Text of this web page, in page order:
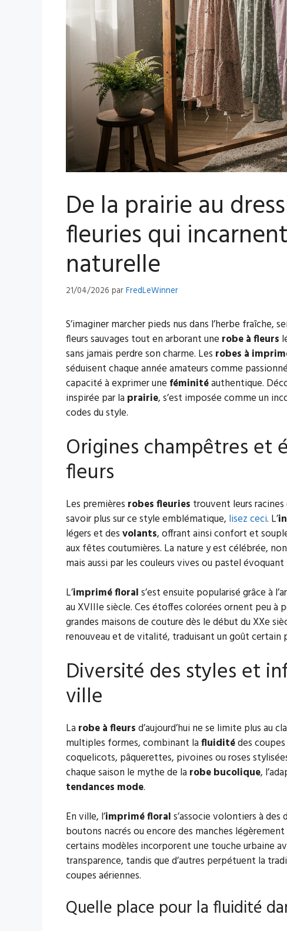
De la prairie au
fleuries qui
naturelle
21/04/2026 parFredLeWinner
S’imaginer marcher pieds nus dans l’herbe
fleurs sauvages tout en arborant une robe à fleurs
sans jamais perdre son charme. Les robes à
séduisent chaque année amateurs comme
capacité à exprimer une féminitéauthentique.
inspirée par la prairie, s’est imposée comme un
codes du style.
Origines champêtres et
fleurs
Les premières robes fleuries trouvent leurs
savoir plus sur ce style emblématique, lisez ceci. L’
légers et desvolants, offrant ainsi confort et
aux fêtes coutumières. La nature y est célébrée,
mais aussi par les couleurs vives ou pastel
L’imprimé florals’est ensuite popularisé grâce à
au XVIIIe siècle. Ces étoffes colorées ornent peu à
grandes maisons de couture dès le début du XXe
renouveau et de vitalité, traduisant un goût certain
Diversité des styles et
ville
La robe à fleursd’aujourd’hui ne se limite plus au
multiples formes, combinant lafluiditédes
coquelicots, pâquerettes, pivoines ou roses
chaque saison le mythe de la robe bucolique,
tendances mode.
En ville, l’imprimé florals’associe volontiers à
boutons nacrés ou encore des manches
certains modèles incorporent une touche urbaine
transparence, tandis que d’autres perpétuent la
coupes aériennes.
Quelle place pour la fluidité